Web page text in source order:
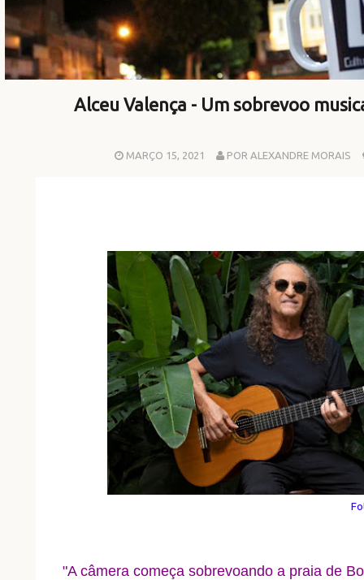
Alceu Valença - Um sobrevoo
MARÇO 15, 2021 POR ALEXANDRE MORAIS
"A câmera começa sobrevoando a praia de